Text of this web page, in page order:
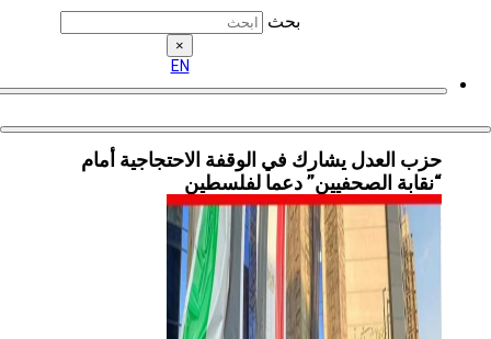
حزب العدل يشارك في الوقفة الاحتجاجية أمام
“نقابة الصحفيين” دعما لفلسطين